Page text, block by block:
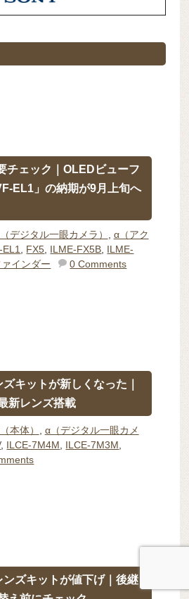
チェック｜OLEDビューフ
EL1」の納期が9月上旬へ
デジタル一眼カメラ）
α（アク
FX5 ILME-FX5B ILME-
インダー 0 Comments
キットが新しくなった｜
新レンズ搭載
本体）
α（デジタル一眼カメ
, ILCE-7M4M ILCE-7M3M
ズキットが値下げ｜後継